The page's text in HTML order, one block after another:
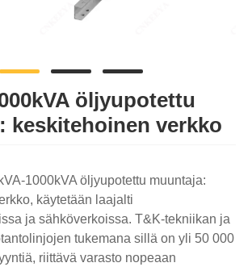
öljyupotettu
keskitehoinen verkko
1000kVA öljyupotettu muuntaja:
käytetään laajalti
ja sähköverkoissa. T&K-tekniikan ja
tukemana sillä on yli 50 000
riittävä varasto nopeaan